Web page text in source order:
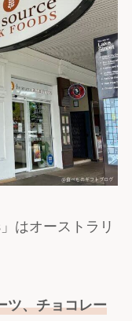
はオーストラリ
ツ、チョコレー